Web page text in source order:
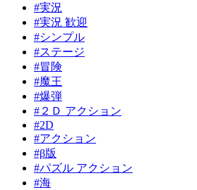
#実況
#実況 歓迎
#シンプル
#ステージ
#冒険
#魔王
#爆弾
#２Ｄ アクション
#2D
#アクション
#β版
#パズル アクション
#海